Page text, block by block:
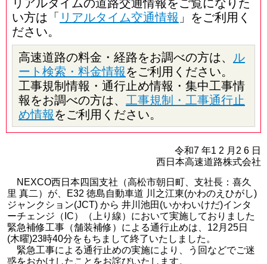
リアルタイムの道路交通情報をご覧になりた
い方は「 リアルタイム交通情報 」をご利用く
ださい。
高速道路の料金・経路をお調べの方は、 ル
ート検索・料金情報をご利用ください。
工事規制情報・通行止め情報・集中工事情
報をお調べの方は、 工事規制・工事通行止
め情報をご利用ください。
令和7 年1 2 月2 6 日
西日本高速道路株式会社
NEXCO西日本四国支社（高松市朝日町、支社長：喜久
里 真二）が、E32 徳島自動車道 川之江東(かわのえひがし)
ジャンクション(JCT) から 井川池田(いかわいけだ)インタ
ーチェンジ（IC）（上り線）において実施しておりました
緊急補修工事（舗装補修）による通行止めは、12月25日
(木曜)23時40分をもちまして終了いたしました。
緊急工事による通行止めの実施により、う回などでご迷
惑をおかけしたことをお詫びいたします。